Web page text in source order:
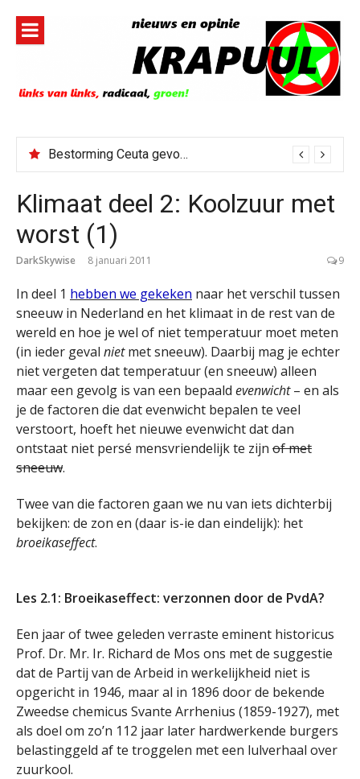
inhoud
Bestorming Ceuta gevolg van op sociale media verspreide hoax?
Klimaat deel 2: Koolzuur met
worst (1)
DarkSkywise 8 januari 2011 9
In deel 1 hebben we gekeken naar het verschil tussen
sneeuw in Nederland en het klimaat in de rest van de
wereld en hoe je wel of niet temperatuur moet meten
(in ieder geval nietmet sneeuw). Daarbij mag je echter
niet vergeten dat temperatuur (en sneeuw) alleen
maar een gevolg is van een bepaald evenwicht– en als
je de factoren die dat evenwicht bepalen te veel
verstoort, hoeft het nieuwe evenwicht dat dan
ontstaat niet persé mensvriendelijk te zijn of met
sneeuw.
Twee van die factoren gaan we nu van iets dichterbij
bekijken: de zon en (daar is-ie dan eindelijk): het
broeikaseffect.
Les 2.1: Broeikaseffect: verzonnen door de PvdA?
Een jaar of twee geleden verraste eminent historicus
Prof. Dr. Mr. Ir. Richard de Mos ons met de suggestie
dat de Partij van de Arbeid in werkelijkheid niet is
opgericht in 1946, maar al in 1896 door de bekende
Zweedse chemicus Svante Arrhenius (1859-1927), met
als doel om zo’n 112 jaar later hardwerkende burgers
belastinggeld af te troggelen met een lulverhaal over
zuurkool.